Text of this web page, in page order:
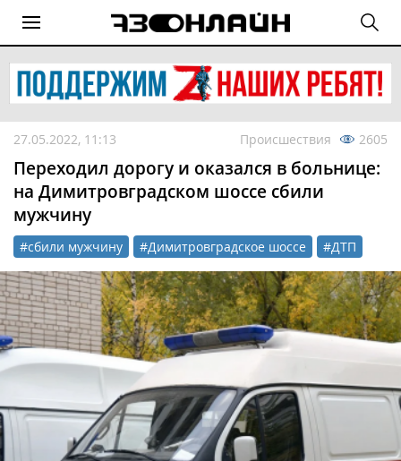
27.05.2022, 11:13 Происшествия 2605
Переходил дорогу и оказался в больнице:
на Димитровградском шоссе сбили
мужчину
#сбили мужчину #Димитровградское шоссе #ДТП